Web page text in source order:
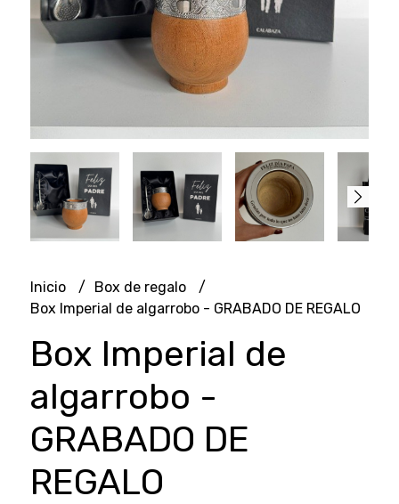
Inicio
Box de regalo
Box Imperial de algarrobo - GRABADO DE REGALO
Box Imperial de
algarrobo -
GRABADO DE
REGALO